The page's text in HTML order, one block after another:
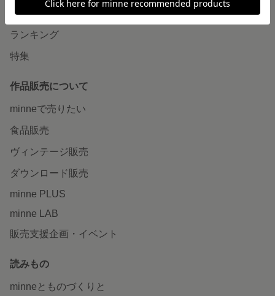
ショップをさがす
ランキング
特集
作品販売について
minneで売りたい
食品販売
ヴィンテージ販売
ダウンロード販売
minne PLUS
minne LAB
販売支援企画・イベント
読みもの
minneとものづくりと